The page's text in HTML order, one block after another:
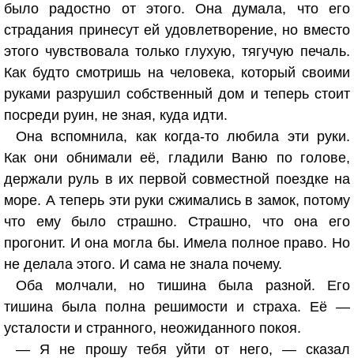
было радостно от этого. Она думала, что его
страдания принесут ей удовлетворение, но вместо
этого чувствовала только глухую, тягучую печаль.
Как будто смотришь на человека, который своими
руками разрушил собственный дом и теперь стоит
посреди руин, не зная, куда идти.
Она вспомнила, как когда-то любила эти руки.
Как они обнимали её, гладили Ваню по голове,
держали руль в их первой совместной поездке на
море. А теперь эти руки сжимались в замок, потому
что ему было страшно. Страшно, что она его
прогонит. И она могла бы. Имела полное право. Но
не делала этого. И сама не знала почему.
Оба молчали, но тишина была разной. Его
тишина была полна решимости и страха. Её —
усталости и странного, неожиданного покоя.
— Я не прошу тебя уйти от него, — сказал